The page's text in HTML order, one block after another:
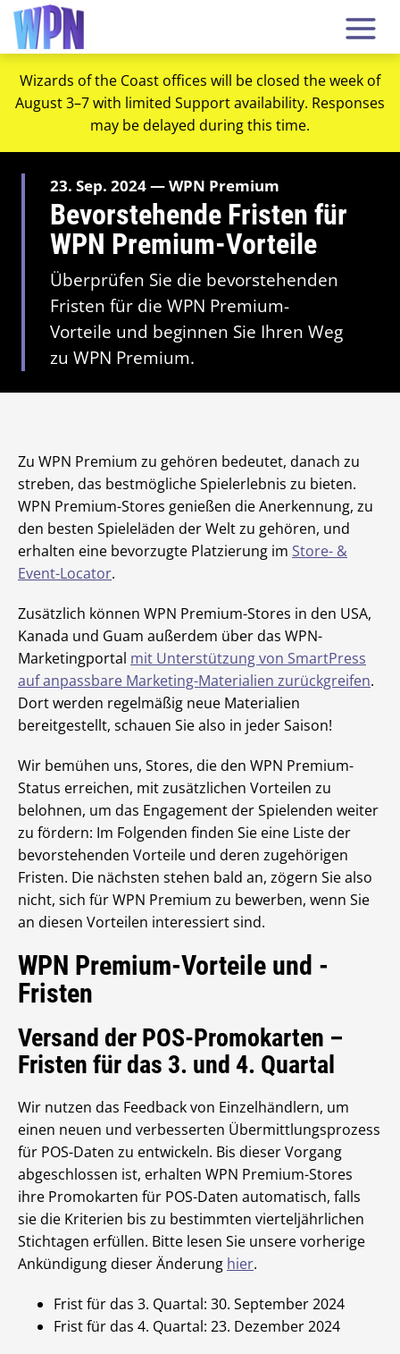
Wizards of the Coast offices will be closed the week of
August 3–7 with limited Support availability. Responses
may be delayed during this time.
23. Sep. 2024 — WPN Premium
Bevorstehende Fristen für
WPN Premium-Vorteile
Überprüfen Sie die bevorstehenden
Fristen für die WPN Premium-
Vorteile und beginnen Sie Ihren Weg
zu WPN Premium.
Zu WPN Premium zu gehören bedeutet, danach zu
streben, das bestmögliche Spielerlebnis zu bieten.
WPN Premium-Stores genießen die Anerkennung, zu
den besten Spieleläden der Welt zu gehören, und
erhalten eine bevorzugte Platzierung im Store- &
Event-Locator.
Zusätzlich können WPN Premium-Stores in den USA,
Kanada und Guam außerdem über das WPN-
Marketingportal mit Unterstützung von SmartPress
auf anpassbare Marketing-Materialien zurückgreifen.
Dort werden regelmäßig neue Materialien
bereitgestellt, schauen Sie also in jeder Saison!
Wir bemühen uns, Stores, die den WPN Premium-
Status erreichen, mit zusätzlichen Vorteilen zu
belohnen, um das Engagement der Spielenden weiter
zu fördern: Im Folgenden finden Sie eine Liste der
bevorstehenden Vorteile und deren zugehörigen
Fristen. Die nächsten stehen bald an, zögern Sie also
nicht, sich für WPN Premium zu bewerben, wenn Sie
an diesen Vorteilen interessiert sind.
WPN Premium-Vorteile und -
Fristen
Versand der POS-Promokarten –
Fristen für das 3. und 4. Quartal
Wir nutzen das Feedback von Einzelhändlern, um
einen neuen und verbesserten Übermittlungsprozess
für POS-Daten zu entwickeln. Bis dieser Vorgang
abgeschlossen ist, erhalten WPN Premium-Stores
ihre Promokarten für POS-Daten automatisch, falls
sie die Kriterien bis zu bestimmten vierteljährlichen
Stichtagen erfüllen. Bitte lesen Sie unsere vorherige
Ankündigung dieser Änderung hier.
Frist für das 3. Quartal: 30. September 2024
Frist für das 4. Quartal: 23. Dezember 2024